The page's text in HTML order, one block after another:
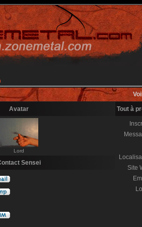
Avatar Tout à
Lord
Site
Sensei